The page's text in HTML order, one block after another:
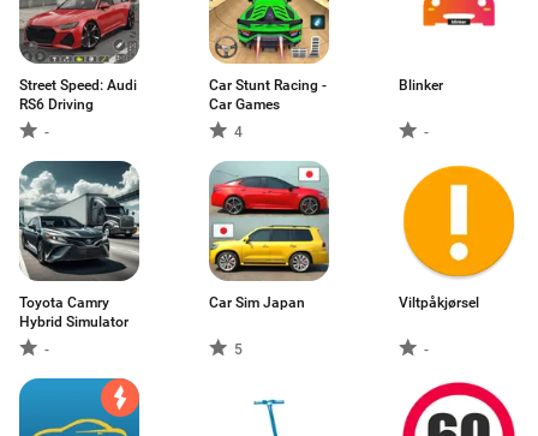
Street Speed: Audi
RS6 Driving
-
Car Stunt Racing -
Car Games
4
Blinker
-
Toyota Camry
Hybrid Simulator
-
Car Sim Japan
5
Viltpåkjørsel
-